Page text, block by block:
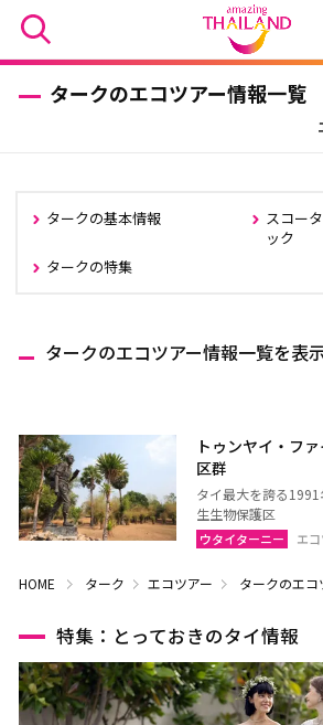
タークのエコツアー情報一覧
タークの基本情報
スコー
ック
タークの特集
タークのエコツアー情報一覧を表
トゥンヤイ・フ
区群
タイ最大を誇る
生生物保護区
ウタイターニー エ
HOME ターク エコツアー タークのエ
特集：とっておきのタイ情報